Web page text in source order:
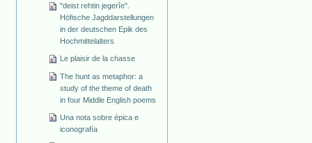
"deist rehtin jegerîe".
Höfische Jagddarstellungen
in der deutschen Epik des
Hochmittelalters
Le plaisir de la chasse
The hunt as metaphor: a
study of the theme of death
in four Middle English poems
Una nota sobre épica e
iconografía